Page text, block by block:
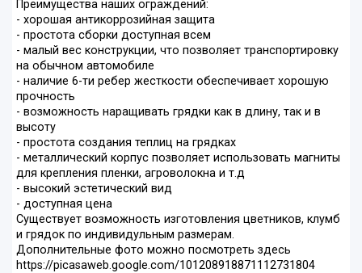
Преимущества наших ограждений:
- хорошая антикоррозийная защита
- простота сборки доступная всем
- малый вес конструкции, что позволяет транспортировку
на обычном автомобиле
- наличие 6-ти ребер жесткости обеспечивает хорошую
прочность
- возможность наращивать грядки как в длину, так и в
высоту
- простота создания теплиц на грядках
- металлический корпус позволяет использовать магниты
для крепления пленки, агроволокна и т.д
- высокий эстетический вид
- доступная цена
Существует возможность изготовления цветников, клумб
и грядок по индивидульным размерам.
Дополнительные фото можно посмотреть здесь
https://picasaweb.google.com/101208918871112731804